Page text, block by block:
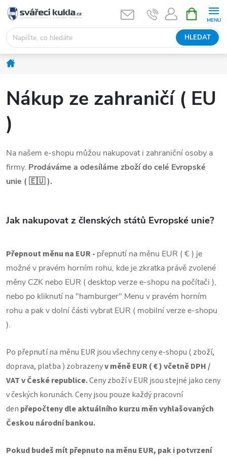
Přejít na obsah
HLEDAT
Domů
Nákup ze zahraničí ( EU
)
Na našem e-shopu můžou nakupovat i zahraniční osoby a
firmy. Prodáváme a odesíláme zboží do celé Evropské
unie ( 🇪🇺 ).
Jak nakupovat z členských států Evropské unie?
Přepnout měnu na EUR - přepnutí na měnu EUR ( € ) je
možné v pravém horním rohu, kde je zkratka právě zvolené
měny CZK nebo EUR ( desktop verze e-shopu na počítači ),
nebo po kliknutí na "hamburger" Menu v pravém horním
rohu a pak v dolní části vybrat EUR ( mobilní verze e-shopu
).
Po přepnutí na měnu EUR jsou všechny ceny e-shopu ( zboží,
doprava, platba ) zobrazenyv měně EUR ( € ) včetně DPH /
VAT v České republice.Ceny zboží v EUR jsou stejné jako ceny
v českých korunách. Ceny jsou pouze každý pracovní
den přepočteny dle aktuálního kurzu měn vyhlašovaných
Českou národní bankou.
Pokud budeš mít přepnuto na měnu EUR, pak i potvrzení